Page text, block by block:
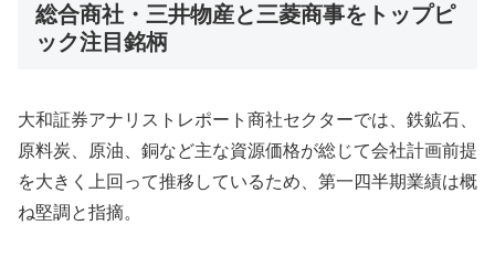
総合商社・三井物産と三菱商事をトップピ
ック注目銘柄
大和証券アナリストレポート商社セクターでは、鉄鉱石、
原料炭、原油、銅など主な資源価格が総じて会社計画前提
を大きく上回って推移しているため、第一四半期業績は概
ね堅調と指摘。